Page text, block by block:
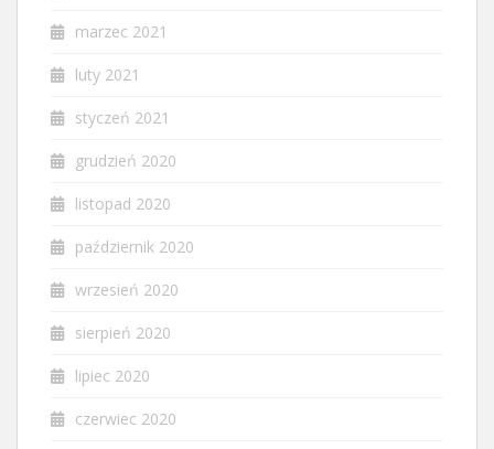
marzec 2021
luty 2021
styczeń 2021
grudzień 2020
listopad 2020
październik 2020
wrzesień 2020
sierpień 2020
lipiec 2020
czerwiec 2020